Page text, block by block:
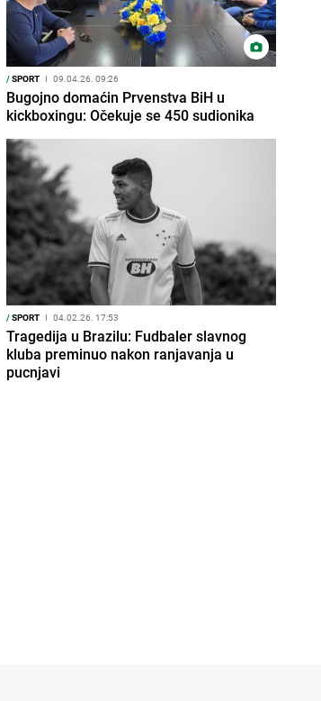
/SPORT I 09.04.26. 09:26
Bugojno domaćin Prvenstva BiH u
kickboxingu: Očekuje se 450 sudionika
/SPORT I 04.02.26. 17:53
Tragedija u Brazilu: Fudbaler slavnog
kluba preminuo nakon ranjavanja u
pucnjavi